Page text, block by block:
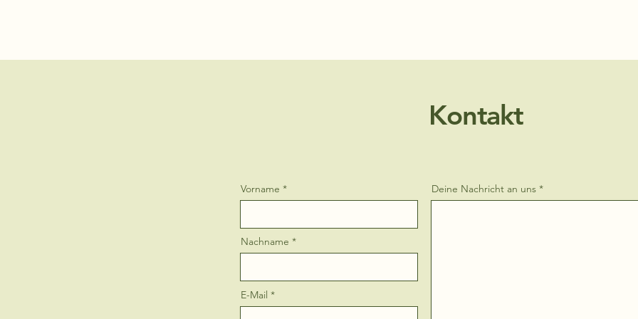
Kontakt
Vorname
Nachname
E-Mail
Deine Nachricht an uns